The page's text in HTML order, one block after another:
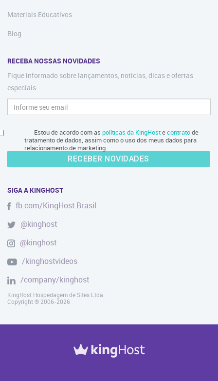
Materiais Educativos
Blog
RECEBA NOSSAS NOVIDADES
Fique informado sobre lançamentos, noticias, dicas e ofertas
especiais.
Estou de acordo com as políticas da KingHostecontratode
tratamento de dados, assim como o uso dos meus dados para
relacionamento de marketing.
RECEBER NOVIDADES
SIGA A KINGHOST
fb.com/KingHost.Brasil
@kinghost
@kinghost
/kinghostvideos
/company/kinghost
KingHost Hospedagem de Sites Ltda.
Copyright ® 2006-2026